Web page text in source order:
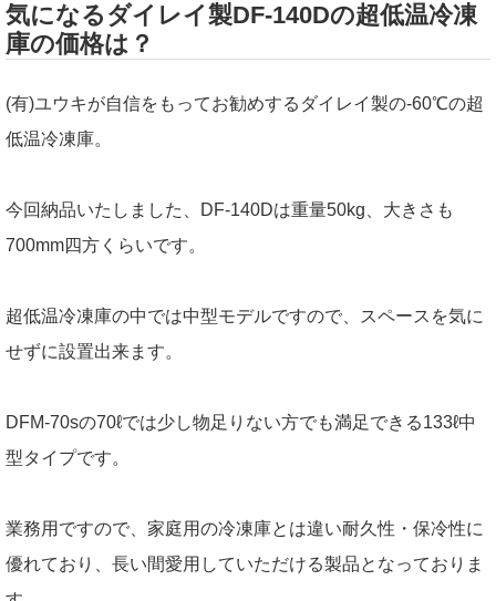
気になるダイレイ製DF-140Dの超低温冷凍
庫の価格は？
(有)ユウキが自信をもってお勧めするダイレイ製の-60℃の超
低温冷凍庫。
今回納品いたしました、DF-140Dは重量50kg、大きさも
700mm四方くらいです。
超低温冷凍庫の中では中型モデルですので、スペースを気に
せずに設置出来ます。
DFM-70sの70ℓでは少し物足りない方でも満足できる133ℓ中
型タイプです。
業務用ですので、家庭用の冷凍庫とは違い耐久性・保冷性に
優れており、長い間愛用していただける製品となっておりま